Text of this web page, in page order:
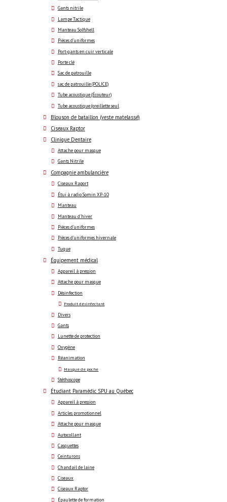
Gants nitrile
Lampe Tactique
Manteau Solfshell
Pièces d'uniformes
Port-gants en cuir verticale
Porte clé
Sac de patrouille
sac de patrouille (POLICE)
Tube acoustique (Écouteur)
Tube acoustique (oreillette seul
Blouson de bataillon (veste matelassé)
Ciseaux Raptor
Clinique Dentaire
Attache pour masque
Gants Nitrile
Compagnie ambulancière
Ciseaux Raport
Étui à radio Somin XP-10
Manteau
Manteau d'hiver
Pièces d'uniformes
Pièces d'uniformes hivernale
Tuque
Équipement médical
Appareil à pression
Attache pour masque
Désinfection
Produit désinfectant
Divers
Gants
Lunette de protection
Oxygène
Réanimation
Masque de poche
Stéthoscope
Étudiant Paramédic SPU au Québec
Appareil à pression
Articles promotionnel
Attache pour masque
Autocollant
Casquettes
Ceinturons
Chandail de laine
Ciseaux
Ciseaux Raptor
Épaulette de formation